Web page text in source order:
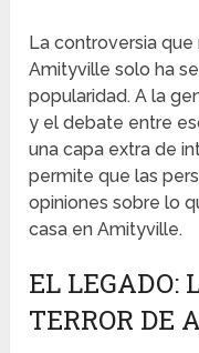
La controversia
Amityville solo ha
popularidad. A la
y el debate entre
una capa extra de
permite que las
opiniones sobre lo
casa en Amityville.
EL LEGADO:
TERROR DE